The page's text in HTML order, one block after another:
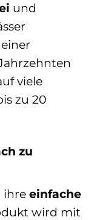
und
viele
zu 20
zu
ihre einfache
wird mit